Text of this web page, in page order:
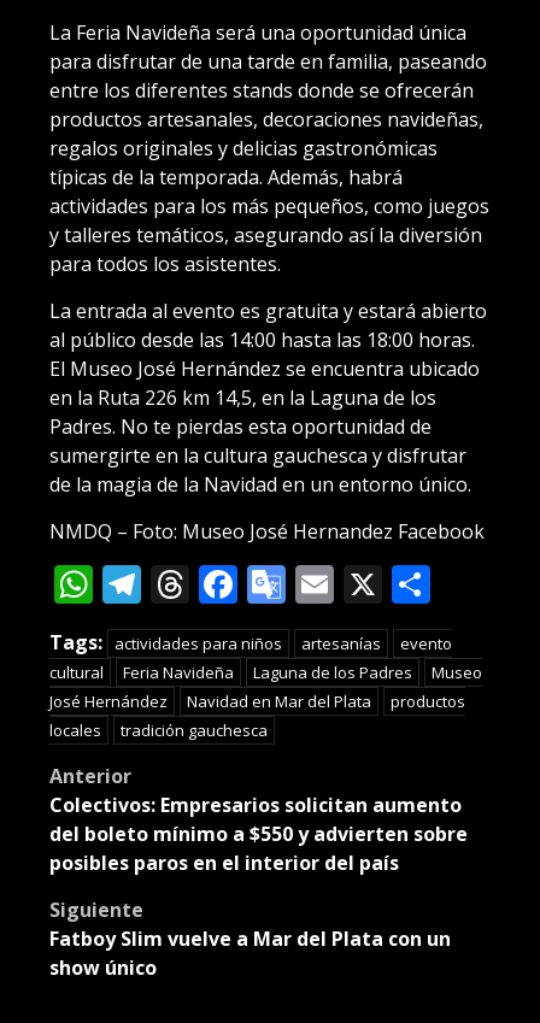
La Feria Navideña será una oportunidad única
para disfrutar de una tarde en familia, paseando
entre los diferentes stands donde se ofrecerán
productos artesanales, decoraciones navideñas,
regalos originales y delicias gastronómicas
típicas de la temporada. Además, habrá
actividades para los más pequeños, como juegos
y talleres temáticos, asegurando así la diversión
para todos los asistentes.
La entrada al evento es gratuita y estará abierto
al público desde las 14:00 hasta las 18:00 horas.
El Museo José Hernández se encuentra ubicado
en la Ruta 226 km 14,5, en la Laguna de los
Padres. No te pierdas esta oportunidad de
sumergirte en la cultura gauchesca y disfrutar
de la magia de la Navidad en un entorno único.
NMDQ – Foto: Museo José Hernandez Facebook
WhatsApp
Telegram
Threads
Facebook
Google
Translate
Email
X
Tags: actividades para niños artesanías
evento
cultural
Feria Navideña Laguna de los Padres
Museo
José Hernández
Navidad en Mar del Plata
productos
locales
tradición gauchesca
Post
navigation
Anterior
Colectivos: Empresarios solicitan aumento
del boleto mínimo a $550 y advierten sobre
posibles paros en el interior del país
Siguiente
Fatboy Slim vuelve a Mar del Plata con un
show único